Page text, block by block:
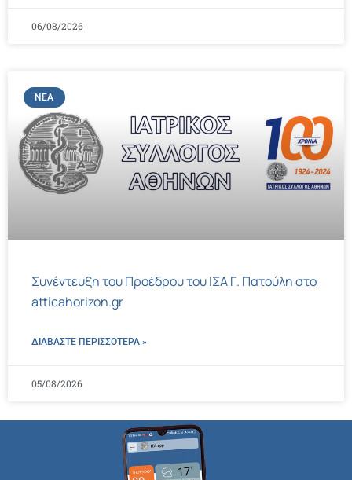
06/08/2026
ΝΈΑ
Συνέντευξη του Προέδρου του ΙΣΑ Γ. Πατούλη στο
atticahorizon.gr
ΔΙΑΒΑΣΤΕ ΠΕΡΙΣΣΌΤΕΡΑ »
05/08/2026